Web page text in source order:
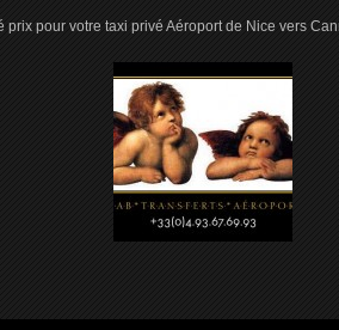
prix pour votre taxi privé Aéroport de Nice vers